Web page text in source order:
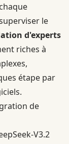
le
d'experts
riches à
étape par
de
V3.2